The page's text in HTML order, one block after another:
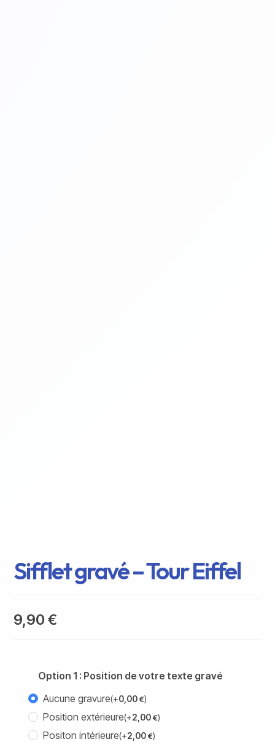
Sifflet gravé – Tour Eiffel
9,90€
Option 1 : Position de votre texte gravé
Aucune gravure(+0,00€)
Position extérieure(+2,00€)
Positon intérieure(+2,00€)